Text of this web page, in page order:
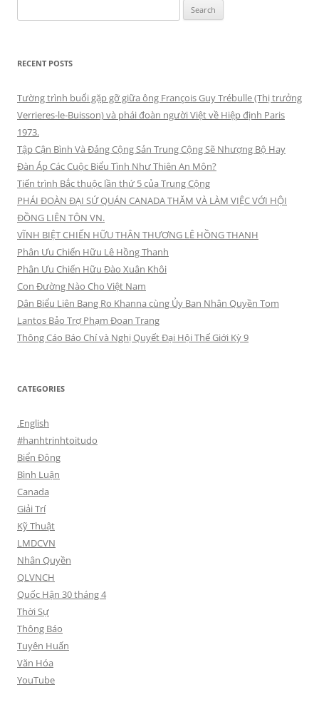
for:
RECENT POSTS
Tường trình buổi gặp gỡ giữa ông François Guy Trébulle (Thị trưởng
Verrieres-le-Buisson) và phái đoàn người Việt về Hiệp định Paris
1973.
Tập Cận Bình Và Đảng Cộng Sản Trung Cộng Sẽ Nhượng Bộ Hay
Đàn Áp Các Cuộc Biểu Tình Như Thiên An Môn?
Tiến trình Bắc thuộc lần thứ 5 của Trung Cộng
PHÁI ĐOÀN ĐẠI SỨ QUÁN CANADA THĂM VÀ LÀM VIỆC VỚI HỘI
ĐỒNG LIÊN TÔN VN.
VĨNH BIỆT CHIẾN HỮU THÂN THƯƠNG LÊ HỒNG THANH
Phân Ưu Chiến Hữu Lê Hồng Thanh
Phân Ưu Chiến Hữu Đào Xuân Khôi
Con Đường Nào Cho Việt Nam
Dân Biểu Liên Bang Ro Khanna cùng Ủy Ban Nhân Quyền Tom
Lantos Bảo Trợ Phạm Đoan Trang
Thông Cáo Báo Chí và Nghị Quyết Đại Hội Thế Giới Kỳ 9
CATEGORIES
.English
#hanhtrinhtoitudo
Biển Đông
Bình Luận
Canada
Giải Trí
Kỹ Thuật
LMDCVN
Nhân Quyền
QLVNCH
Quốc Hận 30 tháng 4
Thời Sự
Thông Báo
Tuyên Huấn
Văn Hóa
YouTube